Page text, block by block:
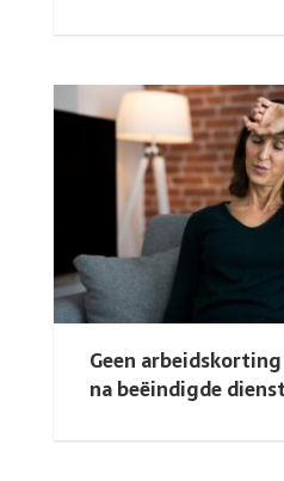
Geen
na beëindigde